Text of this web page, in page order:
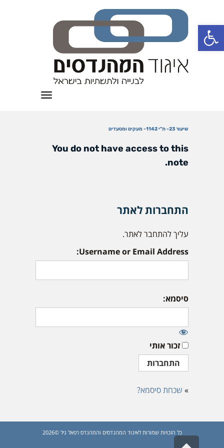
פתח סרגל נגישות
תפריט
שיעור 23- ת"י 1142- מעקים ומסעדים
You do not have access to this
note.
התחברות לאתר
עליך להתחבר לאתר.
Username or Email Address:
סיסמא:
זכור אותי
» שכחת סיסמא?
כל הזכויות שמורות לאיגוד המהנדסים והמהנדס רפאל גיל ©2026